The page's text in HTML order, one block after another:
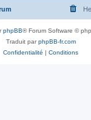
phpBB® Forum Software ©
Traduit parphpBB-fr.com
Confidentialité | Conditions